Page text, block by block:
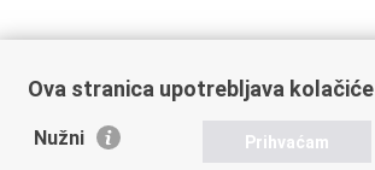
Ova stranica upotrebljava kolačiće
Nužni Prihvaćam